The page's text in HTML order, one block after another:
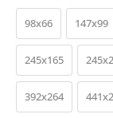
98x66 147x99
245x165
392x264